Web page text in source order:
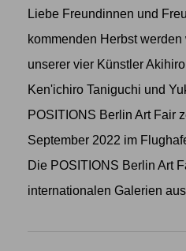
Liebe Freundinnen und
kommenden Herbst
unserer vier Künstler
Ken'ichiro Taniguchi und
POSITIONS Berlin Art Fair
September 2022 im
Die POSITIONS Berlin Art
internationalen Galerien aus